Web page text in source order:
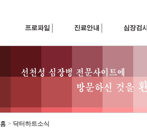
홈 > 닥터하트소식